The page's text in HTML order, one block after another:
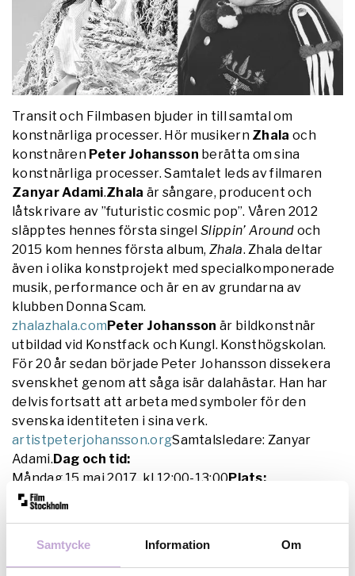
Samtycke Information Om
Transit och Filmbasen bjuder in till samtal om
konstnärliga processer. Hör musikern Zhala och
konstnären Peter Johansson berätta om sina
konstnärliga processer. Samtalet leds av filmaren
Zanyar Adami.Zhala är sångare, producent och
låtskrivare av ”futuristic cosmic pop”. Våren 2012
släpptes hennes första singelSlippin’ Around och
2015 kom hennes första album,Zhala. Zhala deltar
även i olika konstprojekt med specialkomponerade
musik, performance och är en av grundarna av
klubben Donna Scam.
zhalazhala.comPeter Johansson är bildkonstnär
utbildad vid Konstfack och Kungl. Konsthögskolan.
För 20 år sedan började Peter Johansson dissekera
svenskhet genom att såga isär dalahästar. Han har
delvis fortsatt att arbeta med symboler för den
svenska identiteten i sina verk.
artistpeterjohansson.orgSamtalsledare: Zanyar
Adami.Dag och tid:
Måndag 15 maj 2017, kl 12:00-13:00Plats:
Konstfack, vårutställningen Svarta Huset
Om Processpodden